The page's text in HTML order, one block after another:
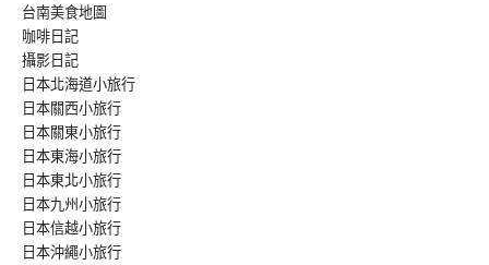
台南美食地圖
咖啡日記
攝影日記
日本北海道小旅行
日本關西小旅行
日本關東小旅行
日本東海小旅行
日本東北小旅行
日本九州小旅行
日本信越小旅行
日本沖繩小旅行